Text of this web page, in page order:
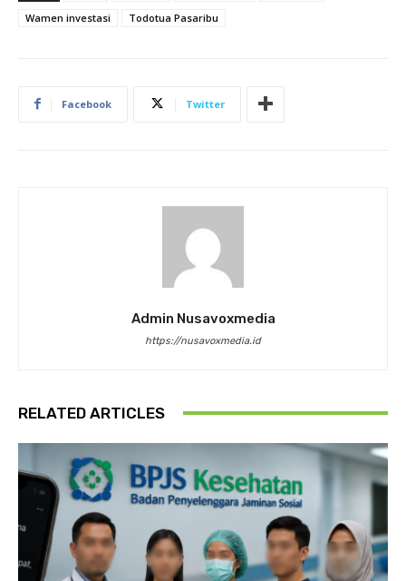
Wamen investasi
Todotua Pasaribu
Facebook Twitter
Admin Nusavoxmedia
https://nusavoxmedia.id
RELATED ARTICLES